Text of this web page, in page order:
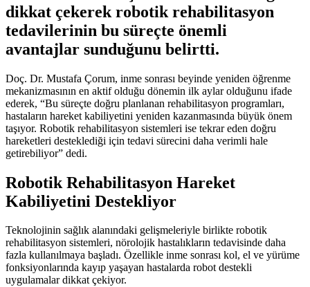
dikkat çekerek robotik rehabilitasyon
tedavilerinin bu süreçte önemli
avantajlar sunduğunu belirtti.
Doç. Dr. Mustafa Çorum, inme sonrası beyinde yeniden öğrenme
mekanizmasının en aktif olduğu dönemin ilk aylar olduğunu ifade
ederek, “Bu süreçte doğru planlanan rehabilitasyon programları,
hastaların hareket kabiliyetini yeniden kazanmasında büyük önem
taşıyor. Robotik rehabilitasyon sistemleri ise tekrar eden doğru
hareketleri desteklediği için tedavi sürecini daha verimli hale
getirebiliyor” dedi.
Robotik Rehabilitasyon Hareket
Kabiliyetini Destekliyor
Teknolojinin sağlık alanındaki gelişmeleriyle birlikte robotik
rehabilitasyon sistemleri, nörolojik hastalıkların tedavisinde daha
fazla kullanılmaya başladı. Özellikle inme sonrası kol, el ve yürüme
fonksiyonlarında kayıp yaşayan hastalarda robot destekli
uygulamalar dikkat çekiyor.